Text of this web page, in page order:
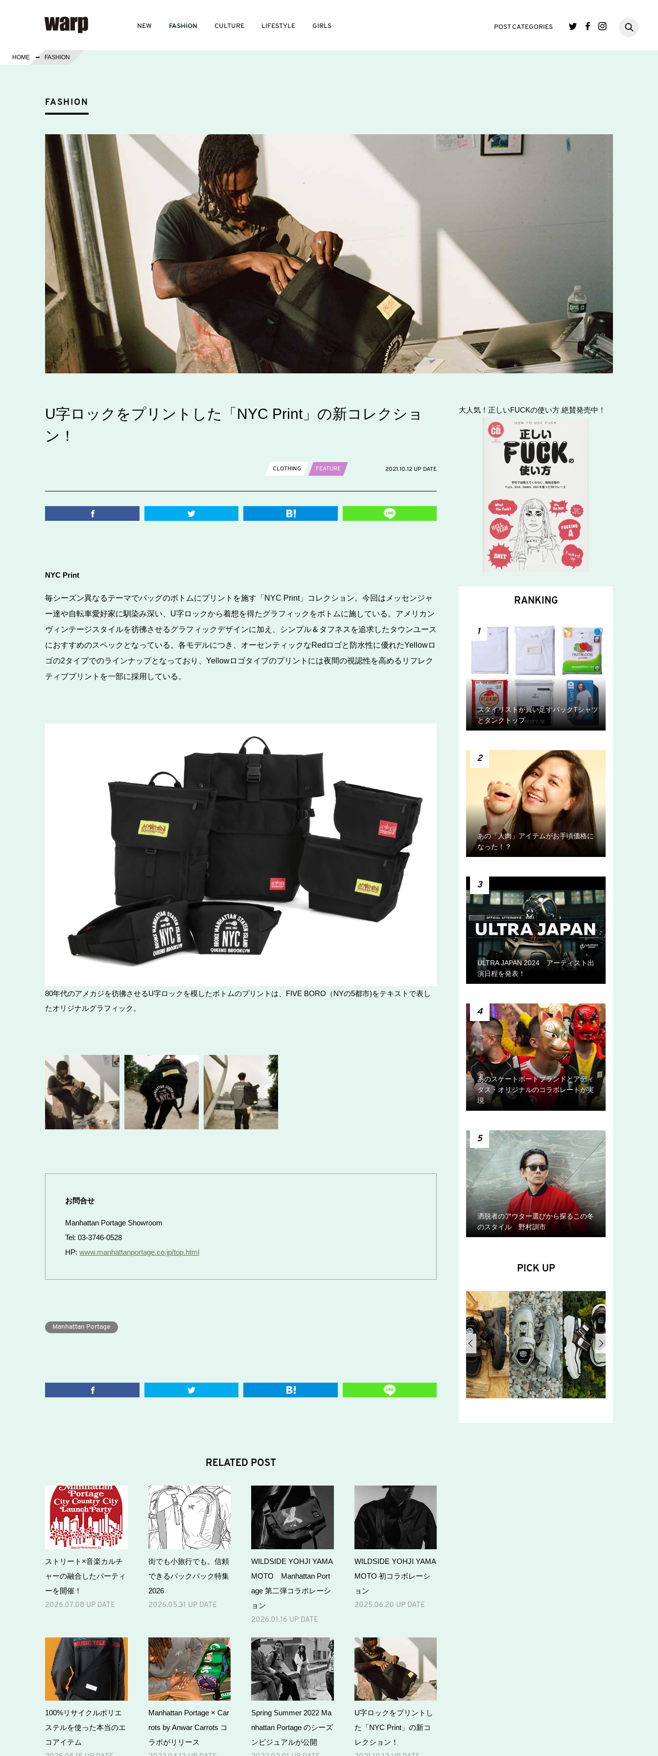
NEW FASHION CULTURE LIFESTYLE GIRLS POST CATEGORIES
HOME FASHION
FASHION
U字ロックをプリントした「NYC Print」の新コレクショ
ン！
CLOTHING FEATURE 2021.10.12 UP DATE
NYC Print
毎シーズン異なるテーマでバッグのボトムにプリントを施す「NYC Print」コレクション。今回はメッセンジャ
ー達や自転車愛好家に馴染み深い、U字ロックから着想を得たグラフィックをボトムに施している。アメリカン
ヴィンテージスタイルを彷彿させるグラフィックデザインに加え、シンプル＆タフネスを追求したタウンユース
におすすめのスペックとなっている。各モデルにつき、オーセンティックなRedロゴと防水性に優れたYellowロ
ゴの2タイプでのラインナップとなっており、Yellowロゴタイプのプリントには夜間の視認性を高めるリフレク
ティブプリントを一部に採用している。
80年代のアメカジを彷彿させるU字ロックを模したボトムのプリントは、FIVE BORO（NYの5都市)をテキストで表し
たオリジナルグラフィック。
お問合せ
Manhattan Portage Showroom
Tel: 03-3746-0528
HP: www.manhattanportage.co.jp/top.html
Manhattan Portage
RELATED POST
ストリート×音楽カルチ
ャーの融合したパーティ
ーを開催！
2026.07.08 UP DATE
街でも小旅行でも。信頼
できるバックパック特集
2026
2026.05.31 UP DATE
WILDSIDE YOHJI YAMA
MOTO Manhattan Port
age 第二弾コラボレーシ
ョン
2026.01.16 UP DATE
WILDSIDE YOHJI YAMA
MOTO 初コラボレーシ
ョン
2025.06.20 UP DATE
100%リサイクルポリエ
ステルを使った本当のエ
コアイテム
Manhattan Portage × Car
rots by Anwar Carrots コ
ラボがリリース
Spring Summer 2022 Ma
nhattan Portage のシーズ
ンビジュアルが公開
U字ロックをプリントし
た「NYC Print」の新コ
レクション！
大人気！正しいFUCKの使い方 絶賛発売中！
RANKING
1
スタイリストが買い足すパックTシャツ
とタンクトップ
2
あの「人肉」アイテムがお手頃価格に
なった！？
3
ULTRA JAPAN 2024 アーティスト出
演日程を発表！
4
あのスケートボードブランドとアディ
ダス・オリジナルのコラボレートが実
現
5
洒脱者のアウター選びから探るこの冬
のスタイル 野村訓市
PICK UP